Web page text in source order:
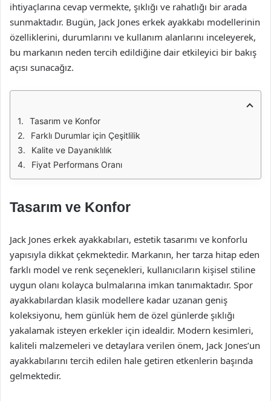
ihtiyaçlarına cevap vermekte, şıklığı ve rahatlığı bir arada
sunmaktadır. Bugün, Jack Jones erkek ayakkabı modellerinin
özelliklerini, durumlarını ve kullanım alanlarını inceleyerek,
bu markanın neden tercih edildiğine dair etkileyici bir bakış
açısı sunacağız.
Tasarım ve Konfor
Farklı Durumlar için Çeşitlilik
Kalite ve Dayanıklılık
Fiyat Performans Oranı
Tasarım ve Konfor
Jack Jones erkek ayakkabıları, estetik tasarımı ve konforlu
yapısıyla dikkat çekmektedir. Markanın, her tarza hitap eden
farklı model ve renk seçenekleri, kullanıcıların kişisel stiline
uygun olanı kolayca bulmalarına imkan tanımaktadır. Spor
ayakkabılardan klasik modellere kadar uzanan geniş
koleksiyonu, hem günlük hem de özel günlerde şıklığı
yakalamak isteyen erkekler için idealdir. Modern kesimleri,
kaliteli malzemeleri ve detaylara verilen önem, Jack Jones’un
ayakkabılarını tercih edilen hale getiren etkenlerin başında
gelmektedir.